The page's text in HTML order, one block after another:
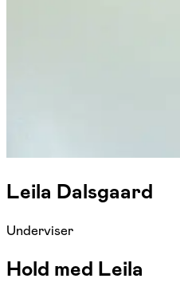
Leila Dalsgaard
Underviser
Hold med Leila